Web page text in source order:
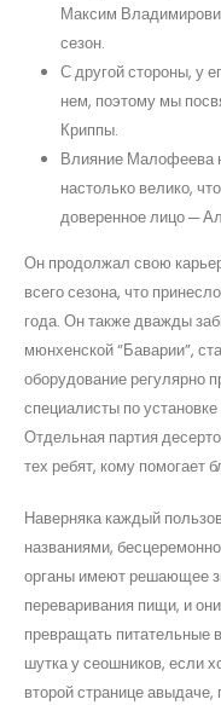
Максим
сезон.
С другой стороны, у
нем, поэтому мы
Криппы.
Влияние Малофеева
настолько велико,
доверенное лицо ─
Он продолжал свою
всего сезона, что
года. Он также дважды
мюнхенской “Баварии”,
оборудование регулярно
специалисты по
Отдельная партия
тех ребят, кому помогает
Наверняка каждый
названиями,
органы имеют решающее
переваривания пищи, и
превращать питательные
шутка у сеошников, если
второй странице